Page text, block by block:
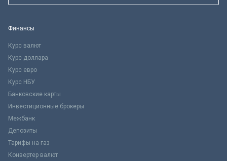
Финансы
Курс валют
Курс доллара
Курс евро
Курс НБУ
Банковские карты
Инвестиционные брокеры
Межбанк
Депозиты
Тарифы на газ
Конвертер валют